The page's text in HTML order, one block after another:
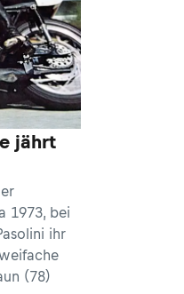
jährt
1973, bei
ihr
(78)